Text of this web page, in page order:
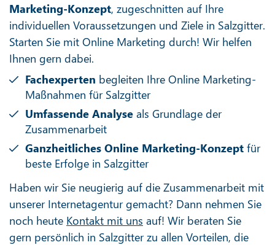
Marketing-Konzept, zugeschnitten auf Ihre
individuellen Voraussetzungen und Ziele in Salzgitter.
Starten Sie mit Online Marketing durch! Wir helfen
Ihnen gern dabei.
Fachexperten begleiten Ihre Online Marketing-
Maßnahmen für Salzgitter
Umfassende Analyse als Grundlage der
Zusammenarbeit
Ganzheitliches Online Marketing-Konzept für
beste Erfolge in Salzgitter
Haben wir Sie neugierig auf die Zusammenarbeit mit
unserer Internetagentur gemacht? Dann nehmen Sie
noch heute Kontakt mit uns auf! Wir beraten Sie
gern persönlich in Salzgitter zu allen Vorteilen, die